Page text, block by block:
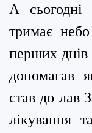
А
тримає
перших днів
допомагав
став до лав
лікування